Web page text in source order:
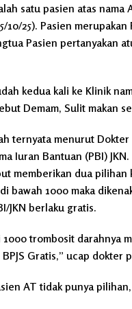
satu pasien atas
10/25). Pasien
Pasien pertanyakan
kedua kali ke Klinik
Demam, Sulit makan
ternyata menurut
Iuran Bantuan (PBI)
memberikan dua pilihan
bawah 1000 maka
JKN berlaku gratis.
1000 trombosit darahnya
Gratis,” ucap dokter
AT tidak punya